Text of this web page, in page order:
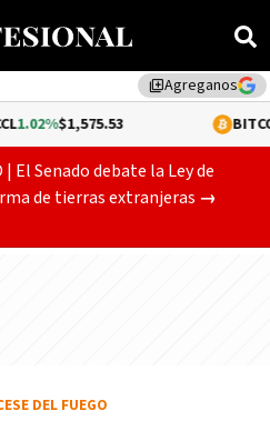
library_addAgreganos
-0.13%
| El Senado debate la Ley de
de tierras extranjeras →
DEL FUEGO